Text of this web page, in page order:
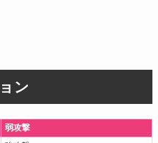
ン
弱攻撃